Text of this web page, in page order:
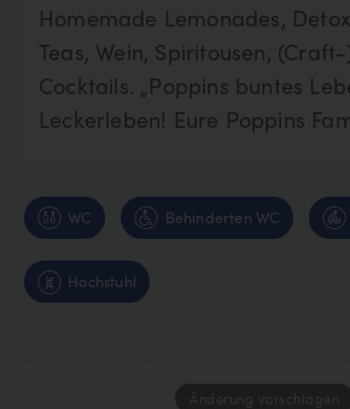
Homemade Lemonades,
Teas, Wein, Spiritousen,
Cocktails. „Poppins buntes
Leckerleben! Eure Poppins
WC Behinderten WC
Hochstuhl
Änderung vorschlagen